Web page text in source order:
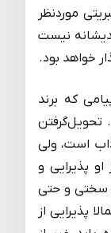
موردنظر
نیست
خواهد بود.
که برند
تحویل‌گرفتن
است، ولی
پذیرایی و
سختی و حتی
پذیرایی از